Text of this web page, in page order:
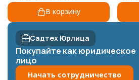
В корзину
Садтех Юрлица
Покупайте как юридическое
лицо
Начать сотрудничество